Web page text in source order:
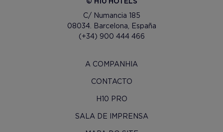
C/ Numancia 185
08034. Barcelona, España
(+34) 900 444 466
A COMPANHIA
CONTACTO
H10 PRO
SALA DE IMPRENSA